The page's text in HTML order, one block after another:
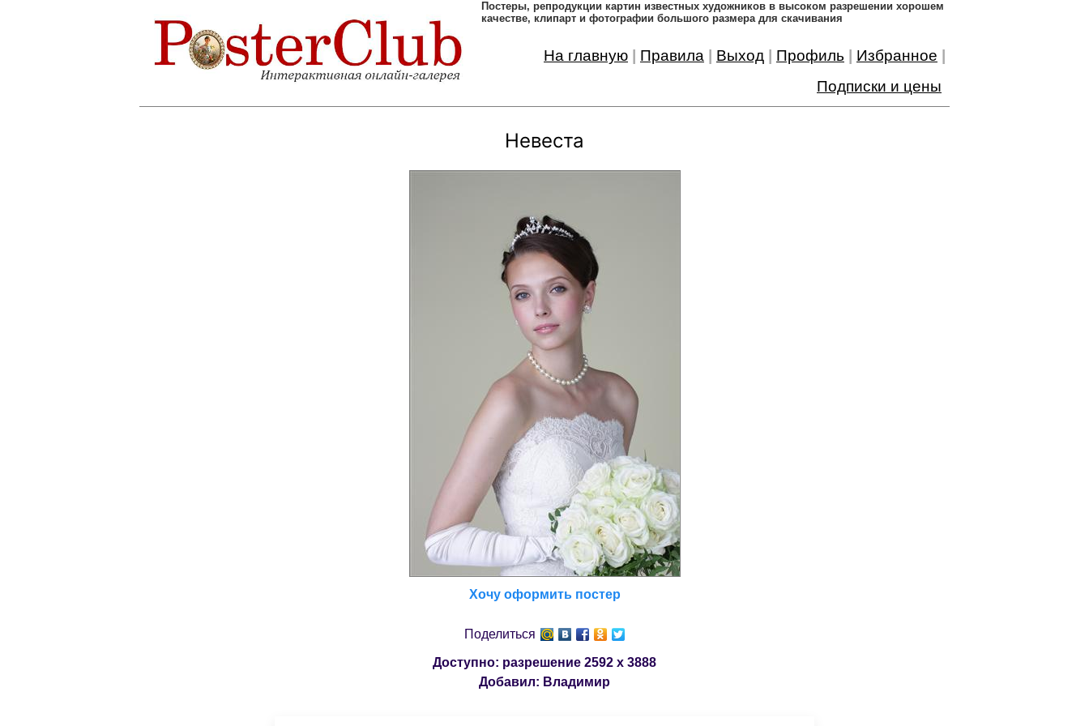
Постеры, pепродукции картин известных художников в высоком разрешении хорошем
качестве, клипарт и фотографии большого размера для скачивания
На главную Правила Выход Профиль Избранное
Подписки и цены
Невеста
Хочу оформить постер
Поделиться
Доступно: разрешение 2592 x 3888
Добавил: Владимир